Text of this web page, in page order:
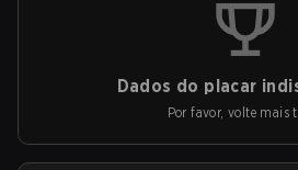
Dados do placar
Por favor, volte mais